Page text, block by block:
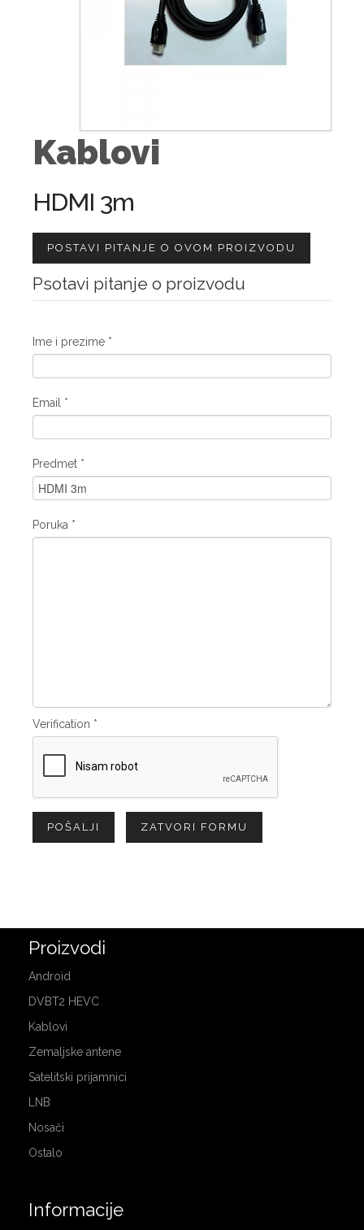
Kablovi
HDMI 3m
POSTAVI PITANJE O OVOM PROIZVODU
Psotavi pitanje o proizvodu
Ime i prezime *
Email *
Predmet *
Poruka *
Verification *
POŠALJI ZATVORI FORMU
Proizvodi
Android
DVBT2 HEVC
Kablovi
Zemaljske antene
Satelitski prijamnici
LNB
Nosači
Ostalo
Informacije